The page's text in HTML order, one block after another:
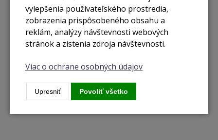
generácii prináša až o 25 % jasnejšie zobrazenie.
vylepšenia používateľského prostredia,
zobrazenia prispôsobeného obsahu a
reklám, analýzy návštevnosti webových
stránok a zistenia zdroja návštevnosti.
Viac o ochrane osobných údajov
Upresniť Povoliť všetko